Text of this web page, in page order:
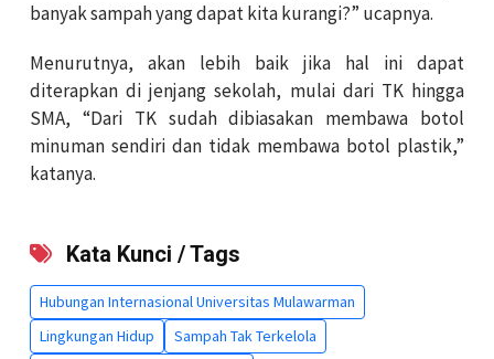
banyak sampah yang dapat kita kurangi?” ucapnya.
Menurutnya, akan lebih baik jika hal ini dapat
diterapkan di jenjang sekolah, mulai dari TK hingga
SMA, “Dari TK sudah dibiasakan membawa botol
minuman sendiri dan tidak membawa botol plastik,”
katanya.
Kata Kunci / Tags
Hubungan Internasional Universitas Mulawarman
Lingkungan Hidup
Sampah Tak Terkelola